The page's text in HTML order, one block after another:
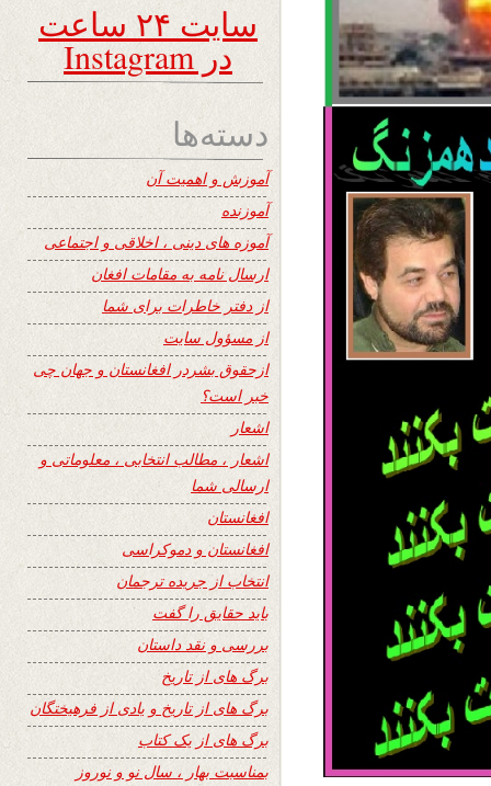
سایت ۲۴ ساعت
در Instagram
دسته‌ها
آموزش و اهمیت آن
آموزنده
آموزه های دینی ، اخلاقی و اجتماعی
ارسال نامه به مقامات افغان
از دفتر خاطرات برای شما
از مسؤول سایت
ازحقوق بشردر افغانستان و جهان چی
خبر است؟
اشعار
اشعار ، مطالب انتخابی ، معلوماتی و
ارسالی شما
افغانستان
افغانستان و دموکراسی
انتخاب از جریده ترجمان
باید حقایق را گفت
بررسی و نقد داستان
برگ های از تاریخ
برگ های از تاریخ و یادی از فرهیختگان
برگ های از یک کتاب
بمناسبت بهار ، سال نو و نوروز